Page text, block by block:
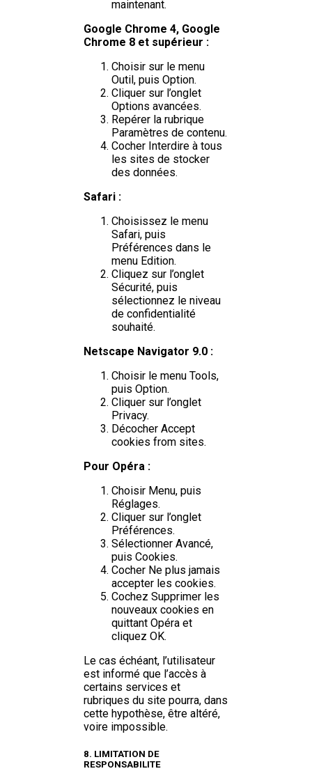
maintenant.
Google Chrome 4, Google
Chrome 8 et supérieur :
Choisir sur le menu
Outil, puis Option.
Cliquer sur l’onglet
Options avancées.
Repérer la rubrique
Paramètres de contenu.
Cocher Interdire à tous
les sites de stocker
des données.
Safari :
Choisissez le menu
Safari, puis
Préférences dans le
menu Edition.
Cliquez sur l’onglet
Sécurité, puis
sélectionnez le niveau
de confidentialité
souhaité.
Netscape Navigator 9.0 :
Choisir le menu Tools,
puis Option.
Cliquer sur l’onglet
Privacy.
Décocher Accept
cookies from sites.
Pour Opéra :
Choisir Menu, puis
Réglages.
Cliquer sur l’onglet
Préférences.
Sélectionner Avancé,
puis Cookies.
Cocher Ne plus jamais
accepter les cookies.
Cochez Supprimer les
nouveaux cookies en
quittant Opéra et
cliquez OK.
Le cas échéant, l’utilisateur
est informé que l’accès à
certains services et
rubriques du site pourra, dans
cette hypothèse, être altéré,
voire impossible.
8. LIMITATION DE
RESPONSABILITE